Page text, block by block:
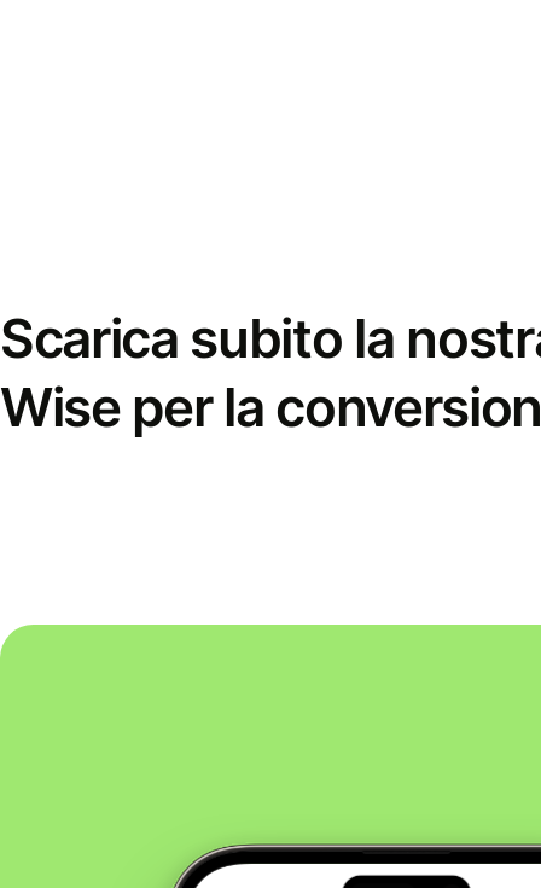
Scarica subito la
Wise per la